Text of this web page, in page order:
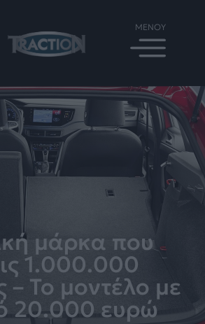
μάρκα που
1.000.000
– Το μοντέλο με
20.000 ευρώ